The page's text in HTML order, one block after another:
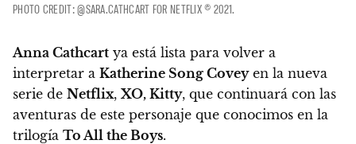
PHOTO CREDIT: @SARA.CATHCART FOR NETFLIX © 2021.
Anna Cathcart ya está lista para volver a
interpretar a Katherine Song Coveyen la nueva
serie de Netflix, XO, Kitty, que continuará con las
aventuras de este personaje que conocimos en la
trilogía To All the Boys.